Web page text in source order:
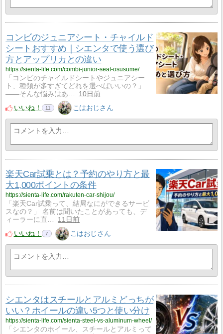
コンビのジュニアシート・チャイルド
シートおすすめ｜シエンタで使う選び
方とアップリカとの違い
https://sienta-life.com/combi-junior-seat-osusume/
「コンビのチャイルドシートやジュニアシー
ト、種類が多すぎてどれを選べばいいの？」
——そんな悩みはあ…
10日前
いいね！
11 こはおじさん
楽天Car試乗とは？予約のやり方と最
大1,000ポイントの条件
https://sienta-life.com/rakuten-car-shijou/
「楽天Car試乗って、結局なにができるサービ
スなの？」 名前は聞いたことがあっても、デ
ィーラーに直…
11日前
いいね！
7 こはおじさん
シエンタはスチールとアルミどっちが
いい？ホイールの違い5つと使い分け
https://sienta-life.com/sienta-steel-vs-aluminum-wheel/
「シエンタのホイール、スチールとアルミって